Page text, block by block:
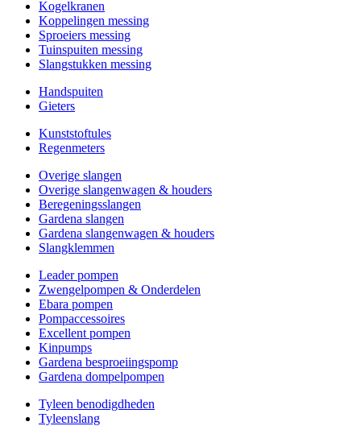
Kogelkranen
Koppelingen messing
Sproeiers messing
Tuinspuiten messing
Slangstukken messing
Handspuiten
Gieters
Kunststoftules
Regenmeters
Overige slangen
Overige slangenwagen & houders
Beregeningsslangen
Gardena slangen
Gardena slangenwagen & houders
Slangklemmen
Leader pompen
Zwengelpompen & Onderdelen
Ebara pompen
Pompaccessoires
Excellent pompen
Kinpumps
Gardena besproeiingspomp
Gardena dompelpompen
Tyleen benodigdheden
Tyleenslang